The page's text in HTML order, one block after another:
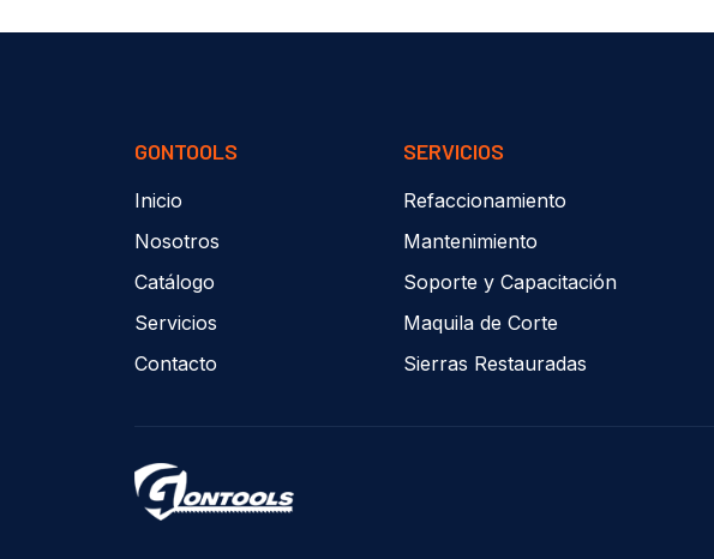
GONTOOLS
Inicio
Nosotros
Catálogo
Servicios
Contacto
SERVICIOS
Refaccionamiento
Mantenimiento
Soporte y Capacitación
Maquila de Corte
Sierras Restauradas